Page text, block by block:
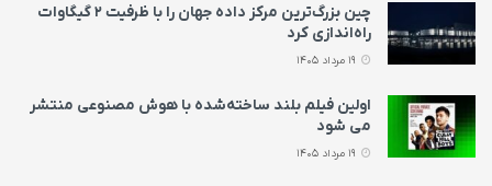
چین بزرگ‌ترین مرکز داده جهان را با ظرفیت ۲ گیگاوات
راه‌اندازی کرد
اولین فیلم بلند ساخته‌شده با هوش مصنوعی منتشر
می‌ شود